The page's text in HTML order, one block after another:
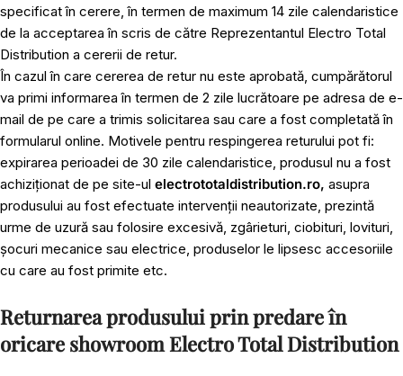
specificat în cerere, în termen de maximum 14 zile calendaristice
de la acceptarea în scris de către Reprezentantul Electro Total
Distribution a cererii de retur.
În cazul în care cererea de retur nu este aprobată, cumpărătorul
va primi informarea în termen de 2 zile lucrătoare pe adresa de e-
mail de pe care a trimis solicitarea sau care a fost completată în
formularul online. Motivele pentru respingerea returului pot fi:
expirarea perioadei de 30 zile calendaristice, produsul nu a fost
achiziționat de pe site-ul electrototaldistribution.ro, asupra
produsului au fost efectuate intervenții neautorizate, prezintă
urme de uzură sau folosire excesivă, zgârieturi, ciobituri, lovituri,
șocuri mecanice sau electrice, produselor le lipsesc accesoriile
cu care au fost primite etc.
Returnarea produsului prin predare în
oricare showroom Electro Total Distribution